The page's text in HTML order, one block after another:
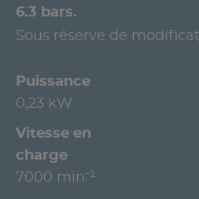
6.3 bars.
Sous réserve de
Puissance
0,23 kW
Vitesse en
charge
7000 min⁻¹